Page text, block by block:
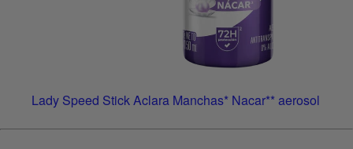
Lady Speed Stick Aclara Manchas* Nacar** aerosol